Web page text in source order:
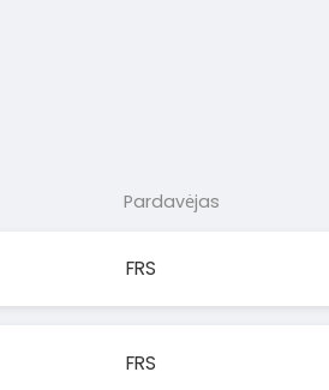
Pardavėjas
FRS
FRS